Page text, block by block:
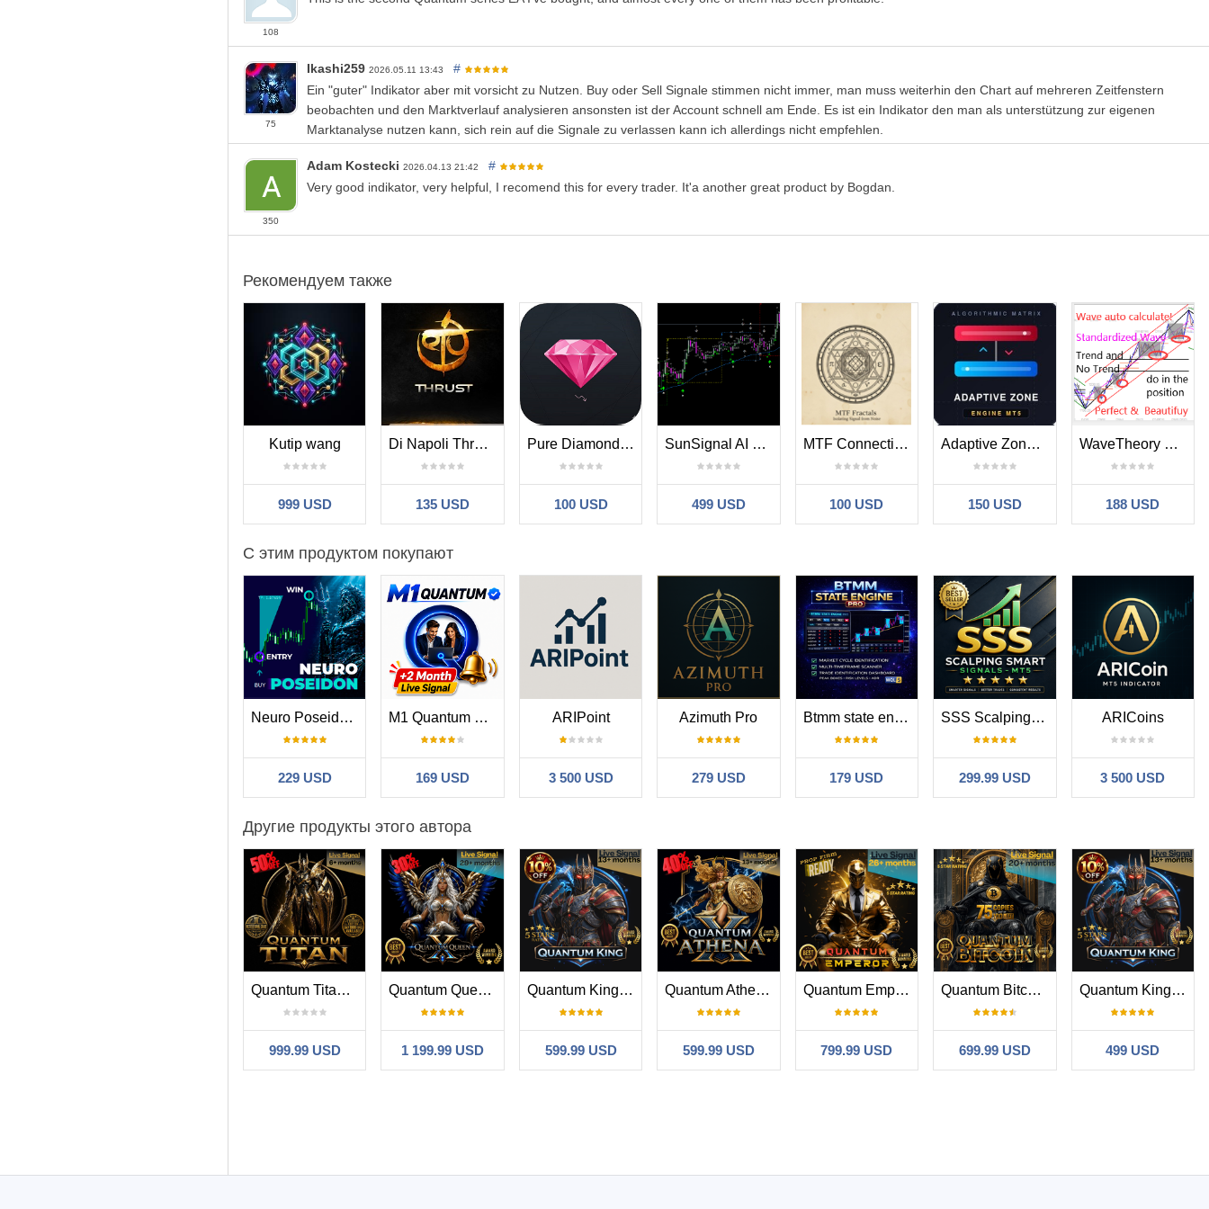
Если у вас есть вопросы или вам нужна помощь, свяжитесь со мной через Личное сообщение. Свяжитесь со мной после покупки, чтобы получить руководство
по установке
108
75
Ikashi259 2026.05.11 13:43
#
Ein "guter" Indikator aber mit vorsicht zu Nutzen. Buy oder Sell Signale stimmen nicht immer, man muss weiterhin den Chart auf mehreren Zeitfenstern
beobachten und den Marktverlauf analysieren ansonsten ist der Account schnell am Ende. Es ist ein Indikator den man als unterstützung zur eigenen
Marktanalyse nutzen kann, sich rein auf die Signale zu verlassen kann ich allerdings nicht empfehlen.
350
Adam Kostecki 2026.04.13 21:42
#
Very good indikator, very helpful, I recomend this for every trader. It'a another great product by Bogdan.
Рекомендуем также
Kutip wang
999 USD
Di Napoli Thrust Scanner Dashboard MT5
135 USD
Pure Diamond Trend Exhaustion
100 USD
SunSignal AI GOLD
499 USD
MTF Connecting Fractals
100 USD
Adaptive Zone Engine
150 USD
WaveTheory Fully automatic calculation
188 USD
С этим продуктом покупают
Neuro Poseidon MT5
229 USD
M1 Quantum MT5
169 USD
ARIPoint
3 500 USD
Azimuth Pro
279 USD
Btmm state engine pro
179 USD
SSS Scalping Smart Signals MT5 Indicator
299.99 USD
ARICoins
3 500 USD
Другие продукты этого автора
Quantum Titan MT5
999.99 USD
Quantum Queen X MT5
1 199.99 USD
Quantum King EA
599.99 USD
Quantum Athena X
599.99 USD
Quantum Emperor MT5
799.99 USD
Quantum Bitcoin EA
699.99 USD
Quantum King MT4
499 USD